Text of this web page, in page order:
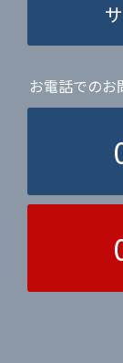
お電話でのお